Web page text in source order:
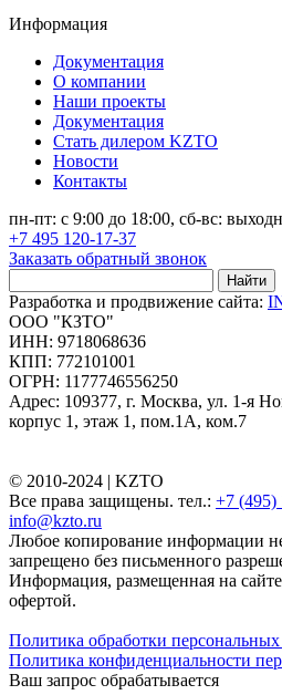
Информация
Документация
О компании
Наши проекты
Документация
Стать дилером KZTO
Новости
Контакты
пн-пт: с 9:00 до 18:00, сб-вс:
+7 495 120-17-37
Заказать обратный звонок
Найти
Разработка и продвижение сайта:
ООО "КЗТО"
ИНН: 9718068636
КПП: 772101001
ОГРН: 1177746556250
Адрес: 109377, г. Москва, ул. 1-я
корпус 1, этаж 1, пом.1А, ком.7
© 2010-2024 | KZTO
Все права защищены. тел.: +7 (495)
info@kzto.ru
Любое копирование информации
запрещено без письменного
Информация, размещенная на
офертой.
Политика обработки
Политика конфиденциальности
Ваш запрос обрабатывается